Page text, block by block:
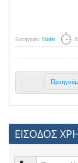
Κατηγορία: Slider
ΕΙΣΟΔΟΣ